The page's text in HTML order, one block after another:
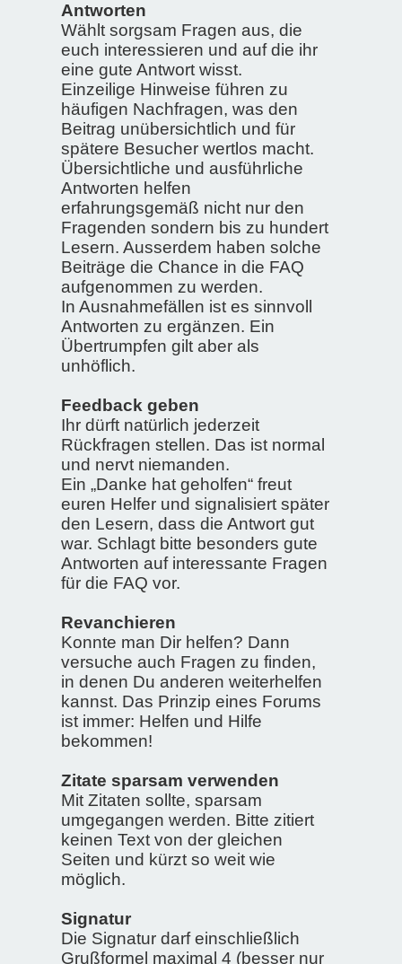
Antworten
Wählt sorgsam Fragen aus, die
euch interessieren und auf die ihr
eine gute Antwort wisst.
Einzeilige Hinweise führen zu
häufigen Nachfragen, was den
Beitrag unübersichtlich und für
spätere Besucher wertlos macht.
Übersichtliche und ausführliche
Antworten helfen
erfahrungsgemäß nicht nur den
Fragenden sondern bis zu hundert
Lesern. Ausserdem haben solche
Beiträge die Chance in die FAQ
aufgenommen zu werden.
In Ausnahmefällen ist es sinnvoll
Antworten zu ergänzen. Ein
Übertrumpfen gilt aber als
unhöflich.
Feedback geben
Ihr dürft natürlich jederzeit
Rückfragen stellen. Das ist normal
und nervt niemanden.
Ein „Danke hat geholfen“ freut
euren Helfer und signalisiert später
den Lesern, dass die Antwort gut
war. Schlagt bitte besonders gute
Antworten auf interessante Fragen
für die FAQ vor.
Revanchieren
Konnte man Dir helfen? Dann
versuche auch Fragen zu finden,
in denen Du anderen weiterhelfen
kannst. Das Prinzip eines Forums
ist immer: Helfen und Hilfe
bekommen!
Zitate sparsam verwenden
Mit Zitaten sollte, sparsam
umgegangen werden. Bitte zitiert
keinen Text von der gleichen
Seiten und kürzt so weit wie
möglich.
Signatur
Die Signatur darf einschließlich
Grußformel maximal 4 (besser nur